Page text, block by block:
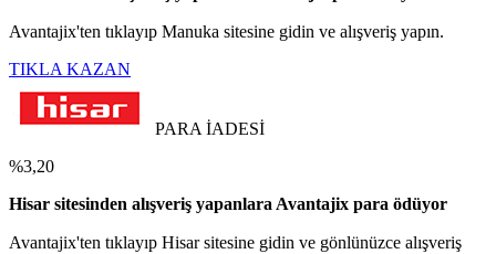
Avantajix'ten tıklayıp Manuka sitesine gidin ve alışveriş yapın.
TIKLA KAZAN
PARA İADESİ
%3,20
Hisar sitesinden alışveriş yapanlara Avantajix para ödüyor
Avantajix'ten tıklayıp Hisar sitesine gidin ve gönlünüzce alışveriş